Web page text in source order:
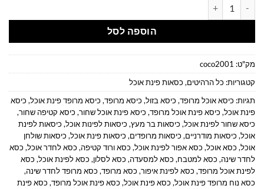
הוספה לסל
מק"ט: coco2001
קטגוריות: כל הרהיטים, כסאות פינת אוכל
תגיות: כיסא אוכל מרופד, כיסא בזול, כיסא מרופד, כיסא מרופד פינת אוכל, כיסא
פינת אוכל, כיסא פינת אוכל מרופד, כיסא פינת אוכל שחור, כיסא קטיפה שחור,
כיסא שחור לפינת אוכל, כיסאות בר מעץ, כיסאות לפינות אוכל, כיסאות לפינת
אוכל, כיסאות מודרניים, כיסאות מרופדים, כיסאות פינת אוכל, כיסאות שולחן
אוכל, כסא אוכל, כסא אפור לפינת אוכל, כסא ורוד קטיפה, כסא לחדר אוכל, כסא
לחדר שינה, כסא למטבח, כסא למסעדה, כסא לסלון, כסא לפינת אוכל, כסא
לפינת אוכל מרופד, כסא לפינת איפור, כסא מרופד, כסא מרופד לחדר שינה,
כסא נוח מרופד פינת אוכל, כסא פינת אוכל, כסא פינת אוכל מרופד, כסא פינת